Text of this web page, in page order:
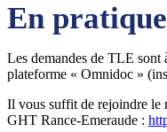
En pratique
Les demandes de TLE sont
plateforme « Omnidoc »
Il vous suffit de rejoindre le
GHT Rance-Emeraude :